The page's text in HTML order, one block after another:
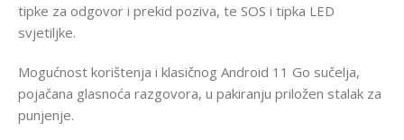
tipke za odgovor i prekid poziva, te SOS i tipka LED
svjetiljke.
Mogućnost korištenja i klasičnog Android 11 Go sučelja,
pojačana glasnoća razgovora, u pakiranju priložen stalak za
punjenje.